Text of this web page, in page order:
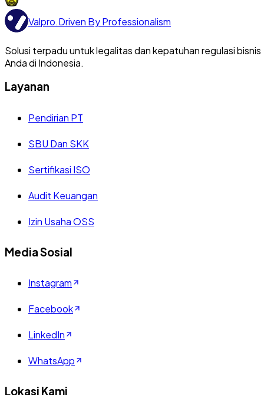
Valpro.Driven By Professionalism
Solusi terpadu untuk legalitas dan kepatuhan regulasi bisnis
Anda di Indonesia.
Layanan
Pendirian PT
SBU Dan SKK
Sertifikasi ISO
Audit Keuangan
Izin Usaha OSS
Media Sosial
Instagram
Facebook
LinkedIn
WhatsApp
Lokasi Kami